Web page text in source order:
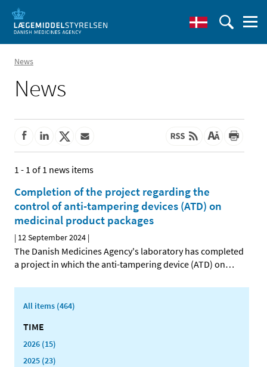
News
News
1 - 1 of 1 news items
Completion of the project regarding the
control of anti-tampering devices (ATD) on
medicinal product packages
| 12 September 2024 |
The Danish Medicines Agency's laboratory has completed
a project in which the anti-tampering device (ATD) on…
All items (464)
TIME
2026 (15)
2025 (23)